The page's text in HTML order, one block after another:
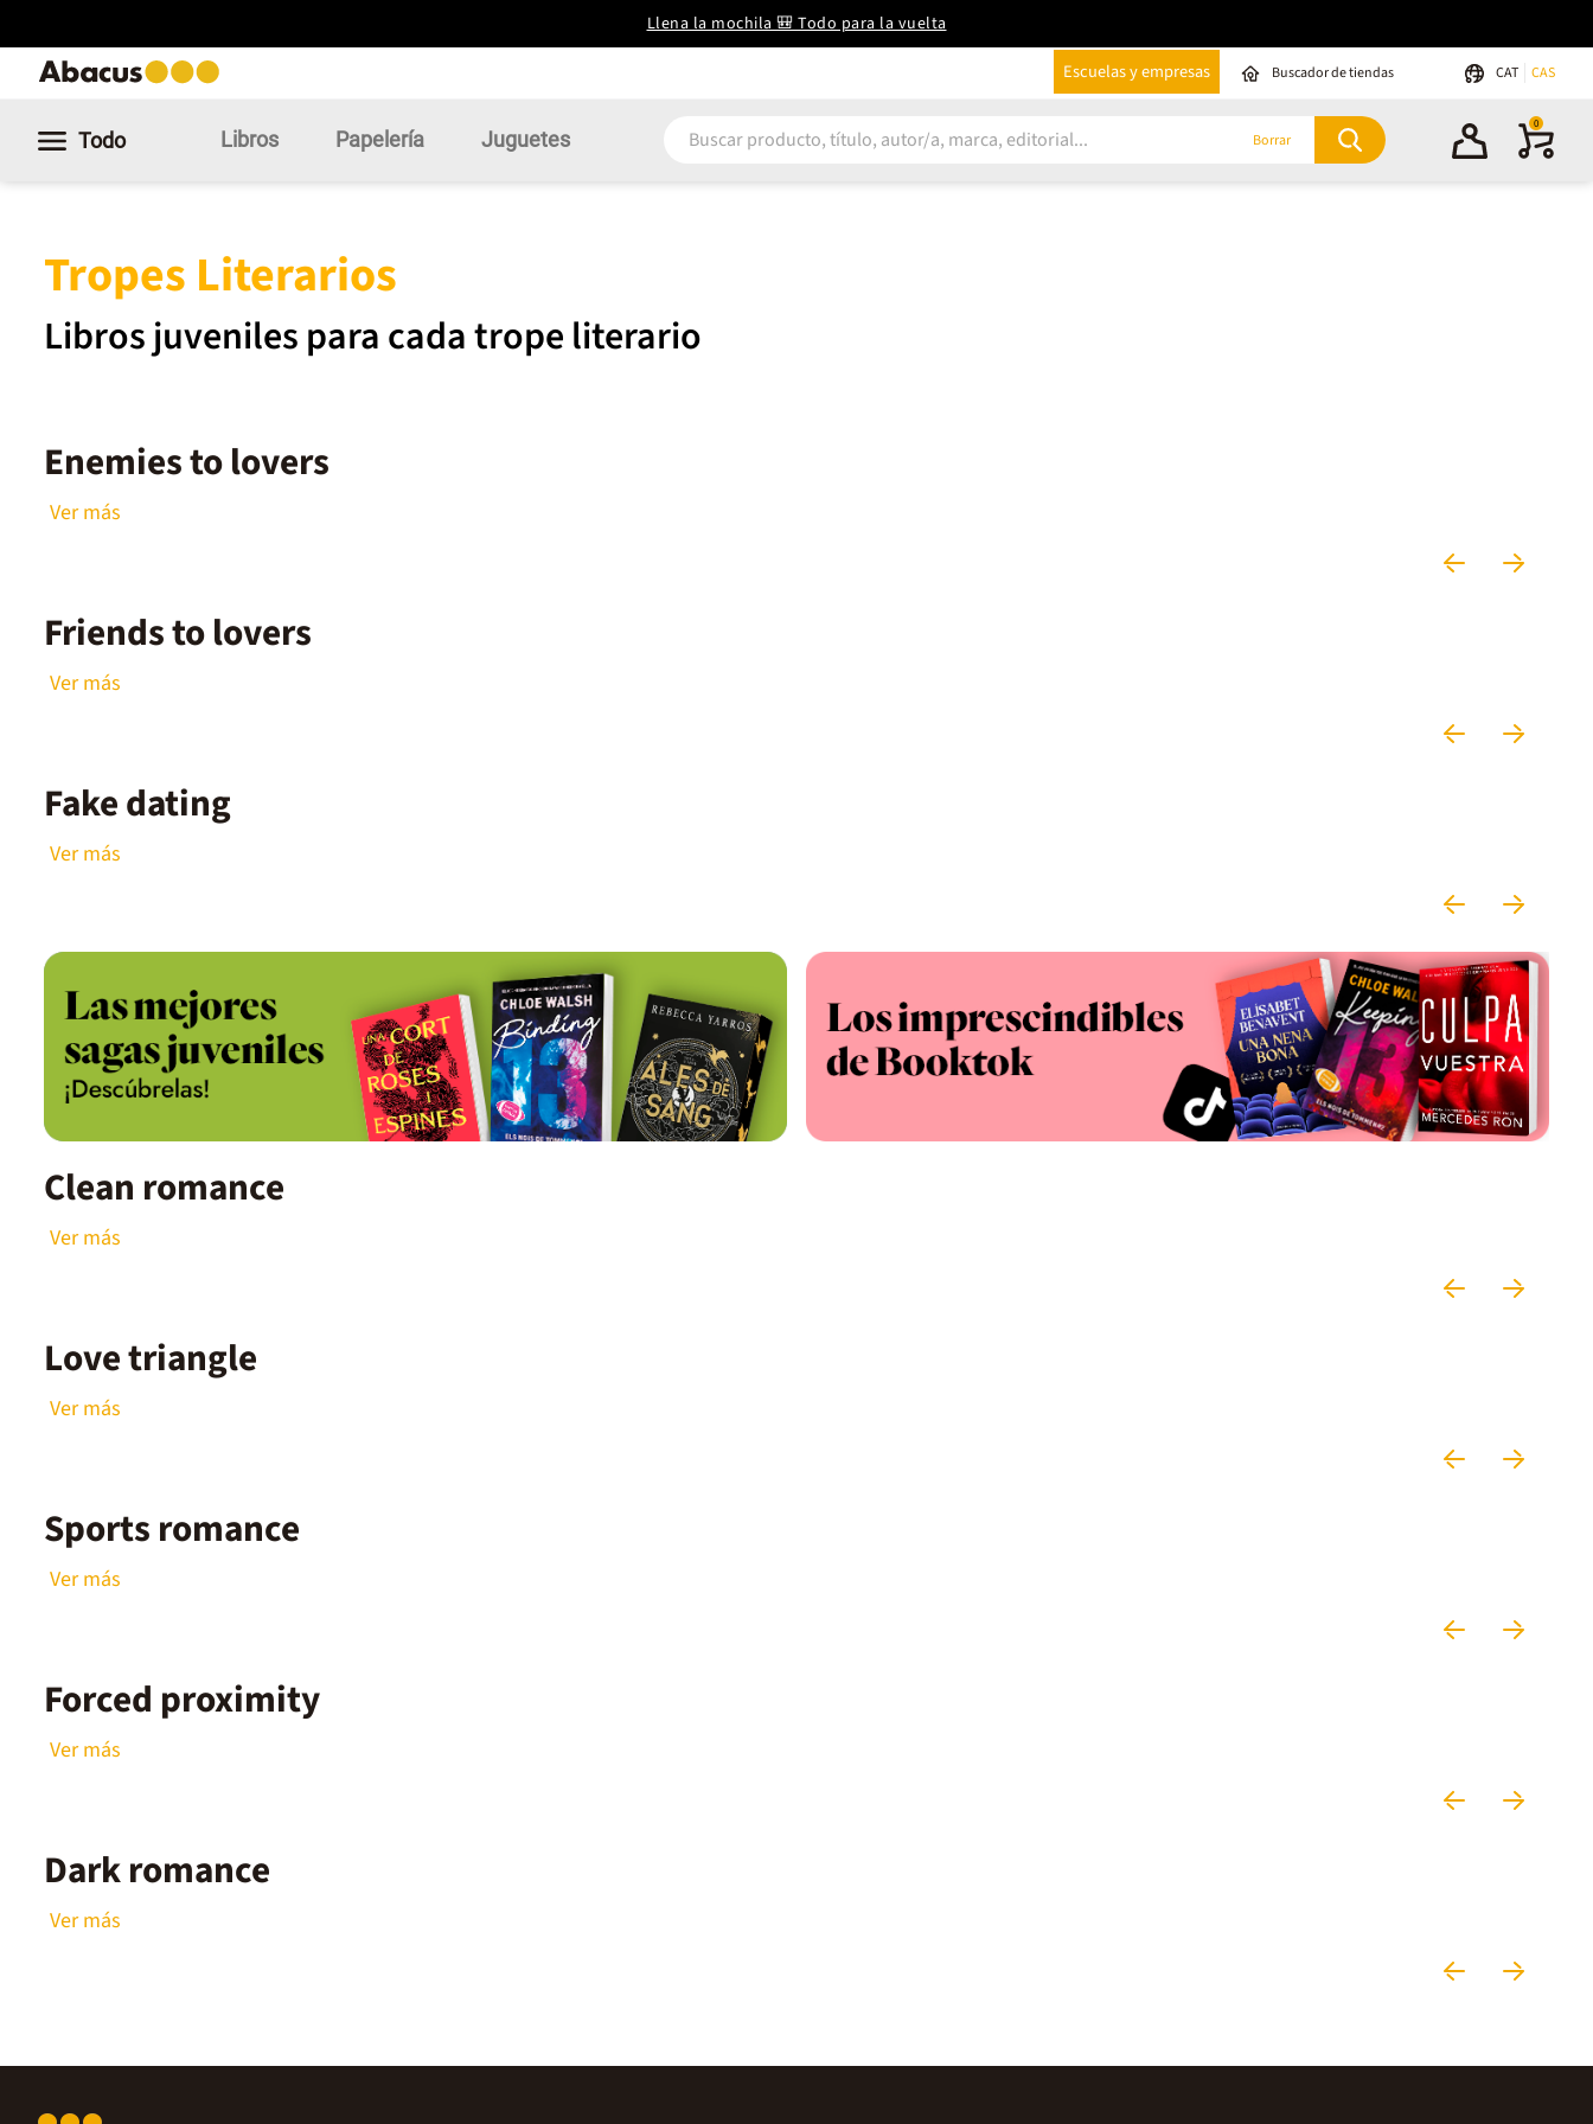
Llena la mochila 🎒 Todo para la vuelta
Escuelas y empresas Buscador de tiendas CAT CAS
Todo Libros Papelería Juguetes Borrar
0
Tropes Literarios
Libros juveniles para cada trope literario
Enemies to lovers
Ver más
Friends to lovers
Ver más
Fake dating
Ver más
Clean romance
Ver más
Love triangle
Ver más
Sports romance
Ver más
Forced proximity
Ver más
Dark romance
Ver más